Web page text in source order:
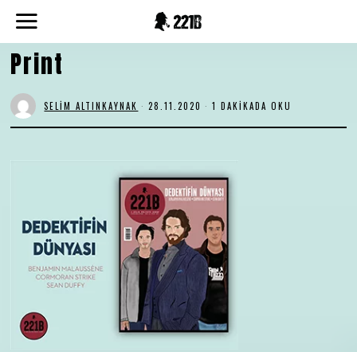
Print
SELIM ALTINKAYNAK 28.11.2020 1 DAKIKADA OKU